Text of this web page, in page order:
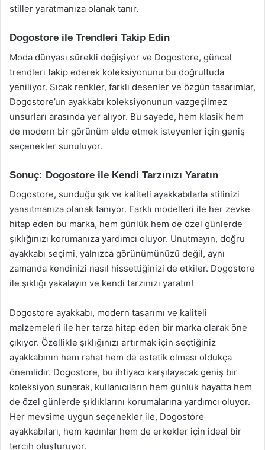
stiller yaratmanıza olanak tanır.
Dogostore ile Trendleri Takip Edin
Moda dünyası sürekli değişiyor ve Dogostore, güncel
trendleri takip ederek koleksiyonunu bu doğrultuda
yeniliyor. Sıcak renkler, farklı desenler ve özgün tasarımlar,
Dogostore’un ayakkabı koleksiyonunun vazgeçilmez
unsurları arasında yer alıyor. Bu sayede, hem klasik hem
de modern bir görünüm elde etmek isteyenler için geniş
seçenekler sunuluyor.
Sonuç: Dogostore ile Kendi Tarzınızı Yaratın
Dogostore, sunduğu şık ve kaliteli ayakkabılarla stilinizi
yansıtmanıza olanak tanıyor. Farklı modelleri ile her zevke
hitap eden bu marka, hem günlük hem de özel günlerde
şıklığınızı korumanıza yardımcı oluyor. Unutmayın, doğru
ayakkabı seçimi, yalnızca görünümünüzü değil, aynı
zamanda kendinizi nasıl hissettiğinizi de etkiler. Dogostore
ile şıklığı yakalayın ve kendi tarzınızı yaratın!
Dogostore ayakkabı, modern tasarımı ve kaliteli
malzemeleri ile her tarza hitap eden bir marka olarak öne
çıkıyor. Özellikle şıklığınızı artırmak için seçtiğiniz
ayakkabının hem rahat hem de estetik olması oldukça
önemlidir. Dogostore, bu ihtiyacı karşılayacak geniş bir
koleksiyon sunarak, kullanıcıların hem günlük hayatta hem
de özel günlerde şıklıklarını korumalarına yardımcı oluyor.
Her mevsime uygun seçenekler ile, Dogostore
ayakkabıları, hem kadınlar hem de erkekler için ideal bir
tercih oluşturuyor.